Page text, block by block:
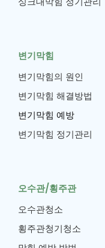
변기막힘
변기막힘의 원인
변기막힘 해결방법
변기막힘 예방
변기막힘 정기관리
오수관/횡주관
오수관청소
횡주관청기청소